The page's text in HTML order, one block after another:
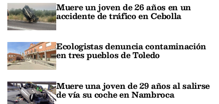
Muere un joven de 26 años en un
accidente de tráfico en Cebolla
Ecologistas denuncia contaminación
en tres pueblos de Toledo
Muere una joven de 29 años al salirse
de vía su coche en Nambroca